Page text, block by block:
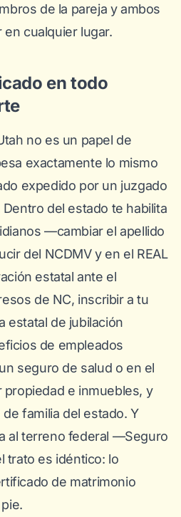
de la pareja y ambos
cualquier lugar.
en todo
no es un papel de
exactamente lo mismo
expedido por un juzgado
del estado te habilita
—cambiar el apellido
del NCDMV y en el REAL
estatal ante el
de NC, inscribir a tu
estatal de jubilación
de empleados
seguro de salud o en el
e inmuebles, y
familia del estado. Y
al terreno federal —Seguro
trato es idéntico: lo
de matrimonio